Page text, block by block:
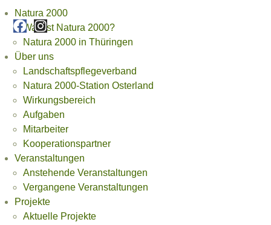
Natura 2000
Was ist Natura 2000?
Natura 2000 in Thüringen
Über uns
Landschaftspflegeverband
Natura 2000-Station Osterland
Wirkungsbereich
Aufgaben
Mitarbeiter
Kooperationspartner
Veranstaltungen
Anstehende Veranstaltungen
Vergangene Veranstaltungen
Projekte
Aktuelle Projekte